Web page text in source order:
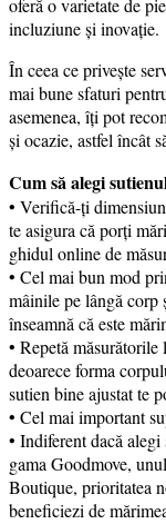
oferă o varietate de
incluziune și inovație.
În ceea ce privește
mai bune sfaturi
asemenea, îți pot
și ocazie, astfel încât
Cum să alegi
• Verifică-ți
te asigura că porți
ghidul online de
• Cel mai bun mod
mâinile pe lângă corp
înseamnă că este
• Repetă măsurătorile
deoarece forma
sutien bine ajustat te
• Cel mai important
• Indiferent dacă
gama Goodmove,
Boutique, prioritatea
beneficiezi de